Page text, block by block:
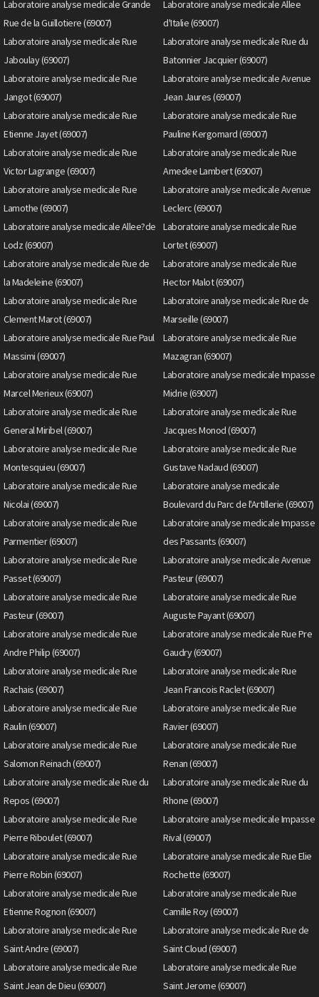
Laboratoire analyse medicale Grande
Rue de la Guillotiere (69007)
Laboratoire analyse medicale Allee
d'Italie (69007)
Laboratoire analyse medicale Rue
Jaboulay (69007)
Laboratoire analyse medicale Rue du
Batonnier Jacquier (69007)
Laboratoire analyse medicale Rue
Jangot (69007)
Laboratoire analyse medicale Avenue
Jean Jaures (69007)
Laboratoire analyse medicale Rue
Etienne Jayet (69007)
Laboratoire analyse medicale Rue
Pauline Kergomard (69007)
Laboratoire analyse medicale Rue
Victor Lagrange (69007)
Laboratoire analyse medicale Rue
Amedee Lambert (69007)
Laboratoire analyse medicale Rue
Lamothe (69007)
Laboratoire analyse medicale Avenue
Leclerc (69007)
Laboratoire analyse medicale Allee?de
Lodz (69007)
Laboratoire analyse medicale Rue
Lortet (69007)
Laboratoire analyse medicale Rue de
la Madeleine (69007)
Laboratoire analyse medicale Rue
Hector Malot (69007)
Laboratoire analyse medicale Rue
Clement Marot (69007)
Laboratoire analyse medicale Rue de
Marseille (69007)
Laboratoire analyse medicale Rue Paul
Massimi (69007)
Laboratoire analyse medicale Rue
Mazagran (69007)
Laboratoire analyse medicale Rue
Marcel Merieux (69007)
Laboratoire analyse medicale Impasse
Midrie (69007)
Laboratoire analyse medicale Rue
General Miribel (69007)
Laboratoire analyse medicale Rue
Jacques Monod (69007)
Laboratoire analyse medicale Rue
Montesquieu (69007)
Laboratoire analyse medicale Rue
Gustave Nadaud (69007)
Laboratoire analyse medicale Rue
Nicolai (69007)
Laboratoire analyse medicale
Boulevard du Parc de l'Artillerie (69007)
Laboratoire analyse medicale Rue
Parmentier (69007)
Laboratoire analyse medicale Impasse
des Passants (69007)
Laboratoire analyse medicale Rue
Passet (69007)
Laboratoire analyse medicale Avenue
Pasteur (69007)
Laboratoire analyse medicale Rue
Pasteur (69007)
Laboratoire analyse medicale Rue
Auguste Payant (69007)
Laboratoire analyse medicale Rue
Andre Philip (69007)
Laboratoire analyse medicale Rue Pre
Gaudry (69007)
Laboratoire analyse medicale Rue
Rachais (69007)
Laboratoire analyse medicale Rue
Jean Francois Raclet (69007)
Laboratoire analyse medicale Rue
Raulin (69007)
Laboratoire analyse medicale Rue
Ravier (69007)
Laboratoire analyse medicale Rue
Salomon Reinach (69007)
Laboratoire analyse medicale Rue
Renan (69007)
Laboratoire analyse medicale Rue du
Repos (69007)
Laboratoire analyse medicale Rue du
Rhone (69007)
Laboratoire analyse medicale Rue
Pierre Riboulet (69007)
Laboratoire analyse medicale Impasse
Rival (69007)
Laboratoire analyse medicale Rue
Pierre Robin (69007)
Laboratoire analyse medicale Rue Elie
Rochette (69007)
Laboratoire analyse medicale Rue
Etienne Rognon (69007)
Laboratoire analyse medicale Rue
Camille Roy (69007)
Laboratoire analyse medicale Rue
Saint Andre (69007)
Laboratoire analyse medicale Rue de
Saint Cloud (69007)
Laboratoire analyse medicale Rue
Saint Jean de Dieu (69007)
Laboratoire analyse medicale Rue
Saint Jerome (69007)